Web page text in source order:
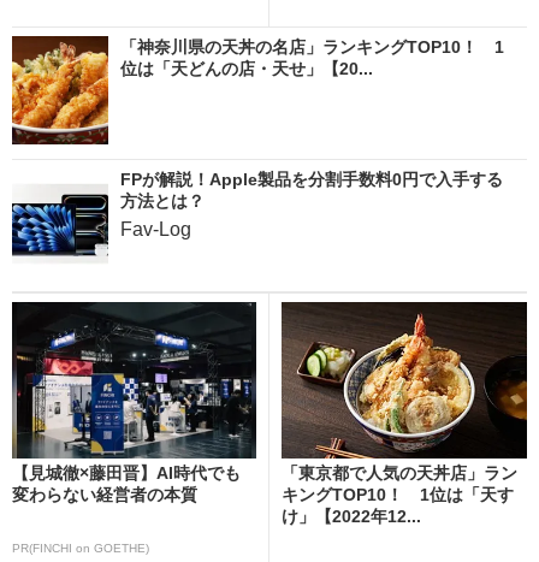
「神奈川県の天丼の名店」ランキングTOP10！ 1
位は「天どんの店・天せ」【20...
FPが解説！Apple製品を分割手数料0円で入手する
方法とは？
Fav-Log
【見城徹×藤田晋】AI時代でも
変わらない経営者の本質
PR(FINCHI on GOETHE)
「東京都で人気の天丼店」ラン
キングTOP10！ 1位は「天す
け」【2022年12...